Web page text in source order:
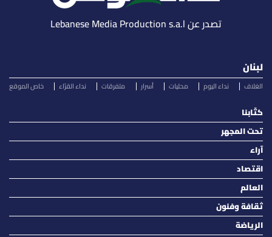
تصدر عن Lebanese Media Production s.a.l
لبنان
الغلاف نداء اليوم محليات أسرار متفرقات نداء القرّاء خاص الموقع
كتّابنا
تحت المجهر
آراء
اقتصاد
العالم
ثقافة وفنون
الرياضة